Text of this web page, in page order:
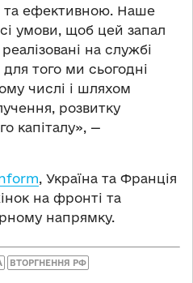
та ефективною. Наше
умови, щоб цей запал
на службі
того ми сьогодні
числі і шляхом
розвитку
капіталу», —
, Україна та Франція
на фронті та
напрямку.
ВТОРГНЕННЯ РФ